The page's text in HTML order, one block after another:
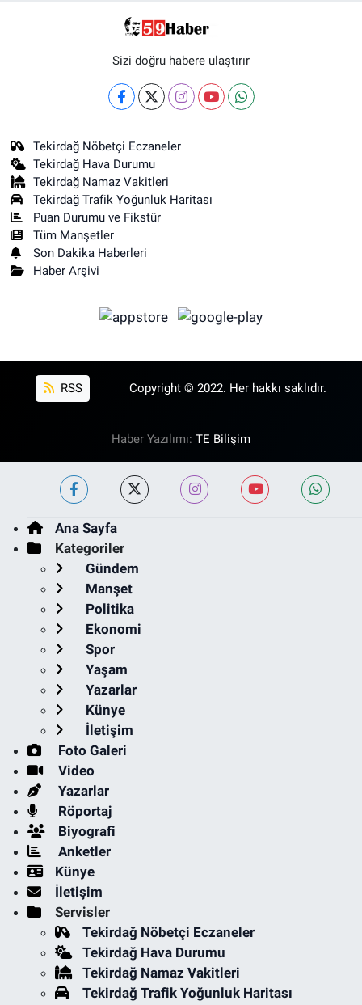
Sizi doğru habere ulaştırır
Tekirdağ Nöbetçi Eczaneler
Tekirdağ Hava Durumu
Tekirdağ Namaz Vakitleri
Tekirdağ Trafik Yoğunluk Haritası
Puan Durumu ve Fikstür
Tüm Manşetler
Son Dakika Haberleri
Haber Arşivi
RSS Copyright © 2022. Her hakkı saklıdır.
Haber Yazılımı: TE Bilişim
Ana Sayfa
Kategoriler
Gündem
Manşet
Politika
Ekonomi
Spor
Yaşam
Yazarlar
Künye
İletişim
Foto Galeri
Video
Yazarlar
Röportaj
Biyografi
Anketler
Künye
İletişim
Servisler
Tekirdağ Nöbetçi Eczaneler
Tekirdağ Hava Durumu
Tekirdağ Namaz Vakitleri
Tekirdağ Trafik Yoğunluk Haritası